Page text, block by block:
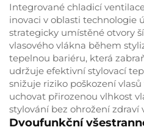
Integrované chladicí
inovaci v oblasti technologie
strategicky umístěné otvory
vlasového vlákna během
tepelnou bariéru, která
udržuje efektivní stylovací
snižuje riziko poškození
uchovat přirozenou vlhkost
stylování bez ohrožení zdraví
Dvoufunkční